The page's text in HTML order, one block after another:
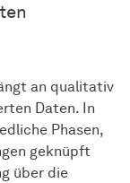
an qualitativ
Daten. In
Phasen,
geknüpft
über die